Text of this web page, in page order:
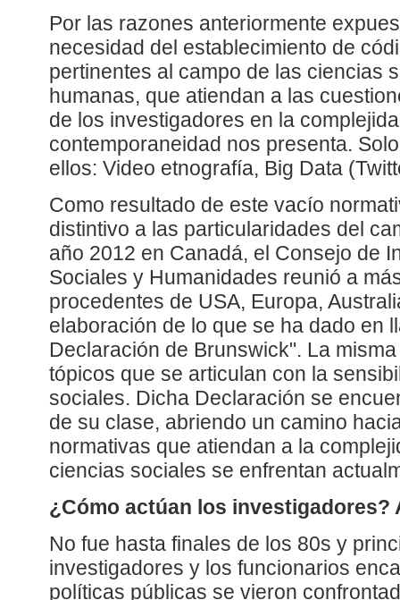
Por las razones anteriormente
necesidad del establecimiento de
pertinentes al campo de las ciencias
humanas, que atiendan a las
de los investigadores en la
contemporaneidad nos presenta.
ellos: Video etnografía, Big Data
Como resultado de este vacío
distintivo a las particularidades del
año 2012 en Canadá, el Consejo de
Sociales y Humanidades reunió a
procedentes de USA, Europa,
elaboración de lo que se ha dado en
Declaración de Brunswick". La
tópicos que se articulan con la
sociales. Dicha Declaración se
de su clase, abriendo un camino
normativas que atiendan a la
ciencias sociales se enfrentan
¿Cómo actúan los investigadores?
No fue hasta finales de los 80s y
investigadores y los funcionarios
políticas públicas se vieron